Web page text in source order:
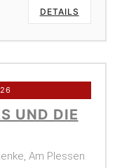
DETAILS
UND DIE
Am Plessen